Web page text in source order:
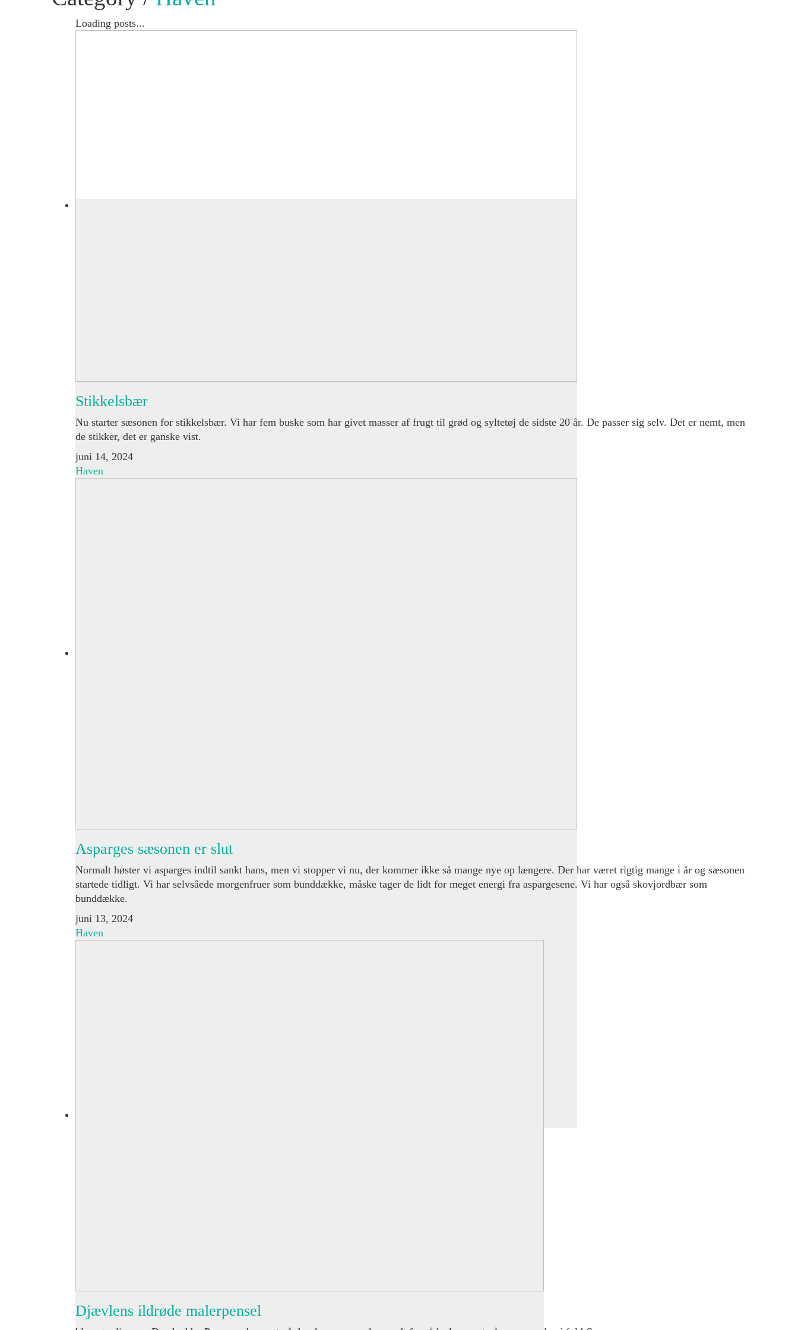
Loading posts...
Stikkelsbær
Nu starter sæsonen for stikkelsbær. Vi har fem buske som har givet masser af frugt til grød og syltetøj de sidste 20 år. De passer sig selv. Det er nemt, men
de stikker, det er ganske vist.
juni 14, 2024
Haven
Asparges sæsonen er slut
Normalt høster vi asparges indtil sankt hans, men vi stopper vi nu, der kommer ikke så mange nye op længere. Der har været rigtig mange i år og sæsonen
startede tidligt. Vi har selvsåede morgenfruer som bunddække, måske tager de lidt for meget energi fra aspargesene. Vi har også skovjordbær som
bunddække.
juni 13, 2024
Haven
Djævlens ildrøde malerpensel